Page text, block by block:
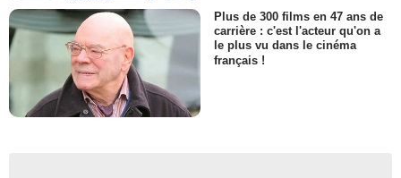
Plus de 300 films en 47 ans de
carrière : c'est l'acteur qu'on a
le plus vu dans le cinéma
français !